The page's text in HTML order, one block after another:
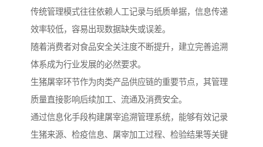
传统管理模式往往依赖人工记录与纸质单据，信息传递
效率较低，容易出现数据缺失或误差。
随着消费者对食品安全关注度不断提升，建立完善追溯
体系成为行业发展的必然要求。
生猪屠宰环节作为肉类产品供应链的重要节点，其管理
质量直接影响后续加工、流通及消费安全。
通过信息化手段构建屠宰追溯管理系统，能够有效记录
生猪来源、检疫信息、屠宰加工过程、检验结果等关键